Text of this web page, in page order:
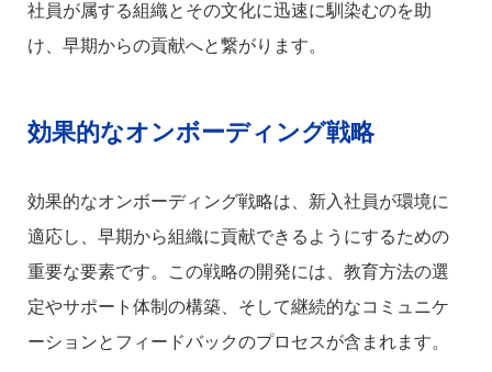
社員が属する組織とその文化に迅速に馴染むのを助
け、早期からの貢献へと繋がります。
効果的なオンボーディング戦略
効果的なオンボーディング戦略は、新入社員が環境に
適応し、早期から組織に貢献できるようにするための
重要な要素です。この戦略の開発には、教育方法の選
定やサポート体制の構築、そして継続的なコミュニケ
ーションとフィードバックのプロセスが含まれます。